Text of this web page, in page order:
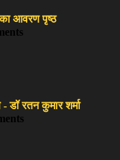
आवरण पृष्ठ
रतन कुमार शर्मा